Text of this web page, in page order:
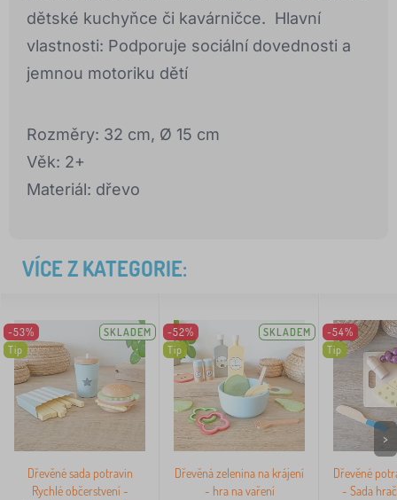
dětské kuchyňce či kavárničce. Hlavní
vlastnosti: Podporuje sociální dovednosti a
jemnou motoriku dětí
Rozměry: 32 cm, Ø 15 cm
Věk: 2+
Materiál: dřevo
VÍCE Z KATEGORIE:
-53%
Tip
SKLADEM
Dřevěné sada potravin
Rychlé občerstvení -
-52%
Tip
SKLADEM
Dřevěná zelenina na krájení
- hra na vaření
-54%
Tip
Dřevěné
- Sada
>